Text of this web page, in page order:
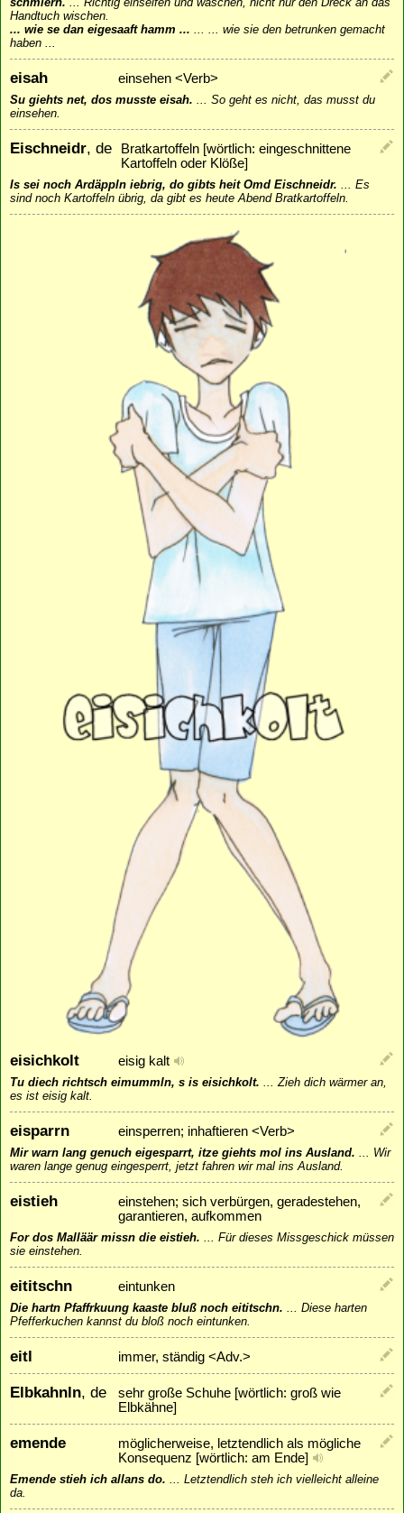
Handtuch wischen.
... wie se dan eigesaaft hamm ...
... wie sie den betrunken gemacht
haben ...
eisah einsehen <Verb>
Su giehts net, dos musste eisah.
So geht es nicht, das musst du
einsehen.
Eischneidr, de
Bratkartoffeln [wörtlich: eingeschnittene
Kartoffeln oder Klöße]
Is sei noch Ardäppln iebrig, do gibts heit Omd Eischneidr.
Es
sind noch Kartoffeln übrig, da gibt es heute Abend Bratkartoffeln.
eisichkolt eisig kalt
Tu diech richtsch eimummln, s is eisichkolt.
Zieh dich wärmer an,
es ist eisig kalt.
eisparrn einsperren; inhaftieren <Verb>
Mir warn lang genuch eigesparrt, itze giehts mol ins Ausland.
Wir
waren lange genug eingesperrt, jetzt fahren wir mal ins Ausland.
eistieh
einstehen; sich verbürgen, geradestehen,
garantieren, aufkommen
For dos Malläär missn die eistieh.
Für dieses Missgeschick müssen
sie einstehen.
eititschn eintunken
Die hartn Pfaffrkuung kaaste bluß noch eititschn.
Diese harten
Pfefferkuchen kannst du bloß noch eintunken.
eitl immer, ständig <Adv.>
Elbkahnln, de
sehr große Schuhe [wörtlich: groß wie
Elbkähne]
emende
möglicherweise, letztendlich als mögliche
Konsequenz [wörtlich: am Ende]
Emende stieh ich allans do.
Letztendlich steh ich vielleicht alleine
da.